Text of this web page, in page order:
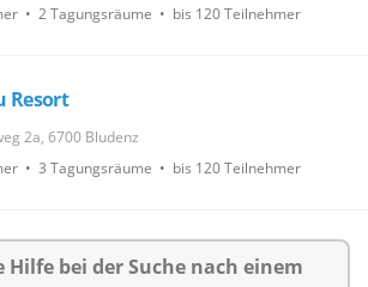
• 2 Tagungsräume • bis 120 Teilnehmer
Resort
2a, 6700 Bludenz
• 3 Tagungsräume • bis 120 Teilnehmer
bei der Suche nach einem